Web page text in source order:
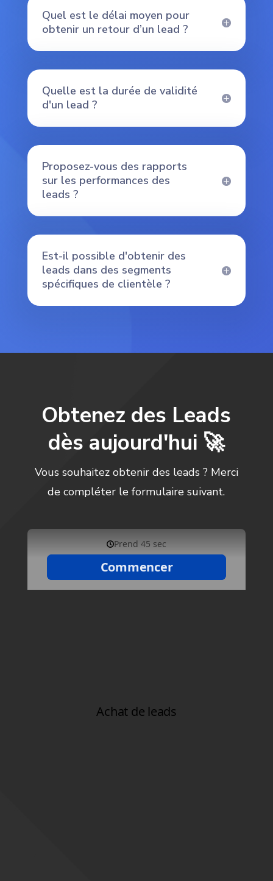
Quel est le délai moyen pour
obtenir un retour d’un lead ?
Quelle est la durée de validité
d'un lead ?
Proposez-vous des rapports
sur les performances des
leads ?
Est-il possible d'obtenir des
leads dans des segments
spécifiques de clientèle ?
Obtenez des Leads
dès aujourd'hui 🚀
Vous souhaitez obtenir des leads ? Merci
de compléter le formulaire suivant.